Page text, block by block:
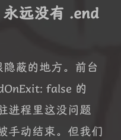
远没有 .end
蔽的地方。前台
false 的
进程里这没问题
动结束。但我们